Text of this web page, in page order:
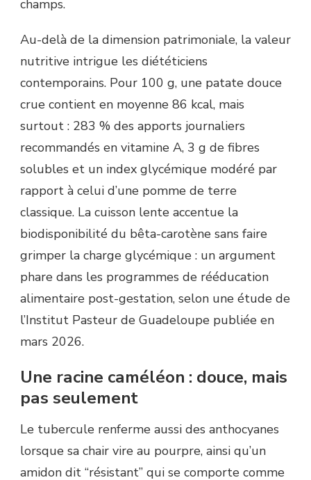
champs.
Au-delà de la dimension patrimoniale, la valeur
nutritive intrigue les diététiciens
contemporains. Pour 100 g, une patate douce
crue contient en moyenne 86 kcal, mais
surtout : 283 % des apports journaliers
recommandés en vitamine A, 3 g de fibres
solubles et un index glycémique modéré par
rapport à celui d’une pomme de terre
classique. La cuisson lente accentue la
biodisponibilité du bêta-carotène sans faire
grimper la charge glycémique : un argument
phare dans les programmes de rééducation
alimentaire post-gestation, selon une étude de
l’Institut Pasteur de Guadeloupe publiée en
mars 2026.
Une racine caméléon : douce, mais
pas seulement
Le tubercule renferme aussi des anthocyanes
lorsque sa chair vire au pourpre, ainsi qu’un
amidon dit “résistant” qui se comporte comme